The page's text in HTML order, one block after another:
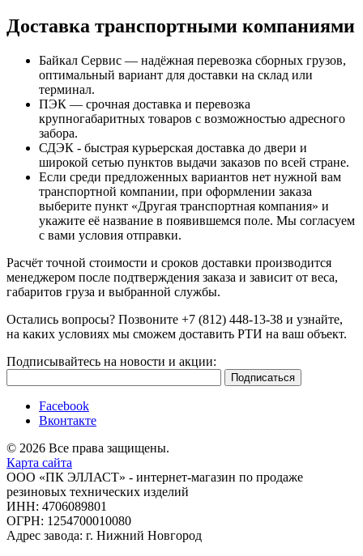
Доставка транспортными компаниями
Байкал Сервис — надёжная перевозка сборных грузов,
оптимальный вариант для доставки на склад или
терминал.
ПЭК — срочная доставка и перевозка
крупногабаритных товаров с возможностью адресного
забора.
СДЭК - быстрая курьерская доставка до двери и
широкой сетью пунктов выдачи заказов по всей стране.
Если среди предложенных вариантов нет нужной вам
транспортной компании, при оформлении заказа
выберите пункт «Другая транспортная компания» и
укажите её название в появившемся поле. Мы согласуем
с вами условия отправки.
Расчёт точной стоимости и сроков доставки производится
менеджером после подтверждения заказа и зависит от веса,
габаритов груза и выбранной службы.
Остались вопросы? Позвоните +7 (812) 448-13-38 и узнайте,
на каких условиях мы сможем доставить РТИ на ваш объект.
Подписывайтесь на новости и акции:
Facebook
Вконтакте
© 2026 Все права защищены.
Карта сайта
ООО «ПК ЭЛЛАСТ» - интернет-магазин по продаже
резиновых технических изделий
ИНН: 4706089801
ОГРН: 1254700010080
Адрес завода: г. Нижний Новгород